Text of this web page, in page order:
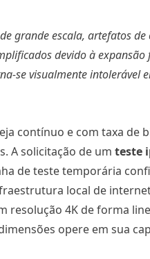
grande escala, artefatos
devido à
se visualmente intolerável
contínuo e com taxa de
A solicitação de um teste
de teste temporária
local de
resolução 4K de forma
opere em sua